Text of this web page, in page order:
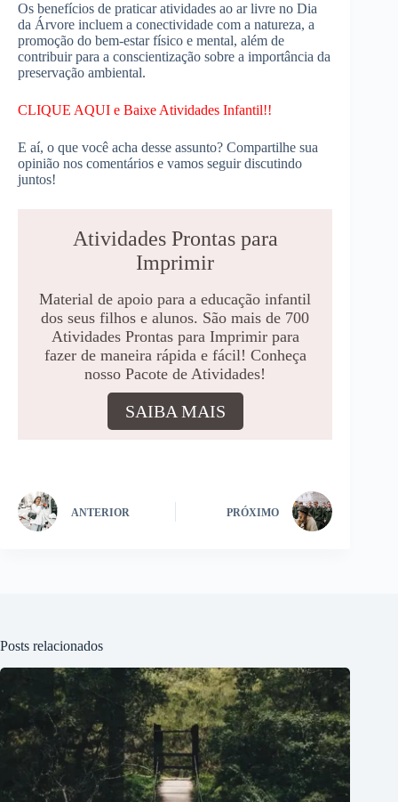
Os benefícios de praticar atividades ao ar livre no Dia
da Árvore incluem a conectividade com a natureza, a
promoção do bem-estar físico e mental, além de
contribuir para a conscientização sobre a importância da
preservação ambiental.
CLIQUE AQUI e Baixe Atividades Infantil!!
E aí, o que você acha desse assunto? Compartilhe sua
opinião nos comentários e vamos seguir discutindo
juntos!
Atividades Prontas para
Imprimir
Material de apoio para a educação infantil
dos seus filhos e alunos. São mais de 700
Atividades Prontas para Imprimir para
fazer de maneira rápida e fácil! Conheça
nosso Pacote de Atividades!
SAIBA MAIS
ANTERIOR PRÓXIMO
Posts relacionados